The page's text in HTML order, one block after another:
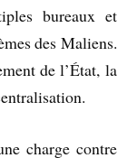
bureaux et
des Maliens.
de l’État, la
charge contre